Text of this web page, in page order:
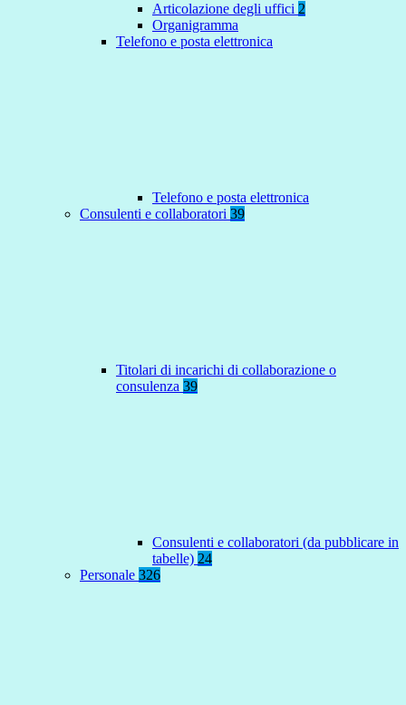
Articolazione degli uffici 2
Organigramma
Telefono e posta elettronica
Telefono e posta elettronica
Consulenti e collaboratori 39
Titolari di incarichi di collaborazione o
consulenza 39
Consulenti e collaboratori (da pubblicare in
tabelle) 24
Personale 326